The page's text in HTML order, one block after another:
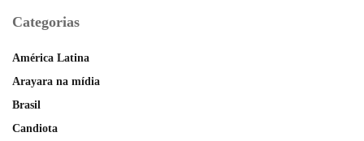
Categorias
América Latina
Arayara na mídia
Brasil
Candiota